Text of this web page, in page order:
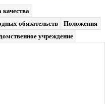
обязательств
Положения
учреждение